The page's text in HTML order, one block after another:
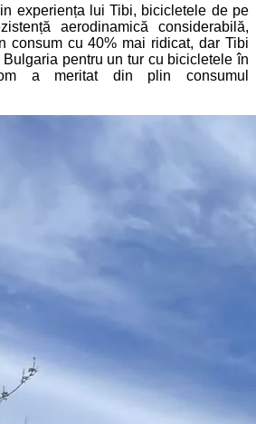
experiența lui Tibi, bicicletele de pe
aerodinamică considerabilă,
consum cu 40% mai ridicat, dar Tibi
pentru un tur cu bicicletele în
a meritat din plin consumul